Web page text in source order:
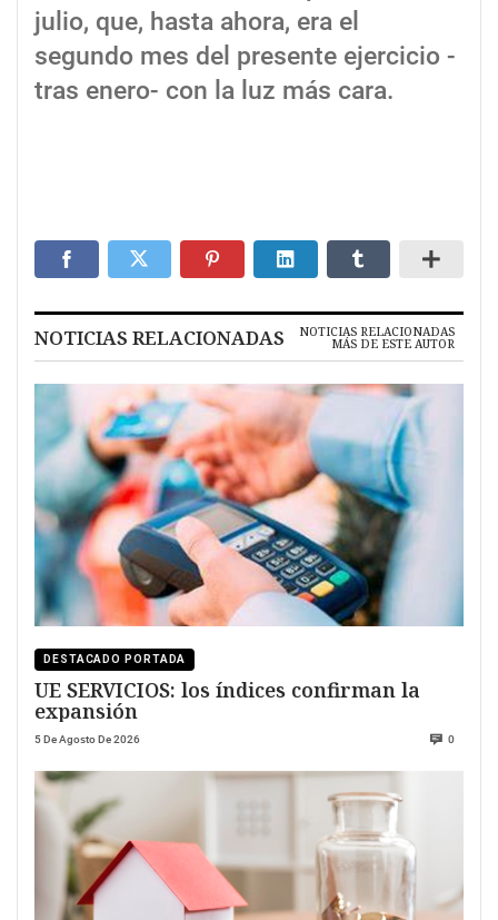
julio, que, hasta ahora, era el
segundo mes del presente ejercicio -
tras enero- con la luz más cara.
NOTICIAS RELACIONADAS NOTICIAS RELACIONADAS
MÁS DE ESTE AUTOR
DESTACADO PORTADA
UE SERVICIOS: los índices confirman la
expansión
5 De Agosto De 2026 0